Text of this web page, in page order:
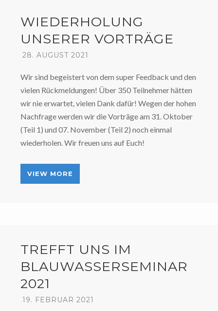
WIEDERHOLUNG
UNSERER VORTRÄGE
28. AUGUST 2021
Wir sind begeistert von dem super Feedback und den
vielen Rückmeldungen! Über 350 Teilnehmer hätten
wir nie erwartet, vielen Dank dafür! Wegen der hohen
Nachfrage werden wir die Vorträge am 31. Oktober
(Teil 1) und 07. November (Teil 2) noch einmal
wiederholen. Wir freuen uns auf Euch!
VIEW MORE
TREFFT UNS IM
BLAUWASSERSEMINAR
2021
19. FEBRUAR 2021